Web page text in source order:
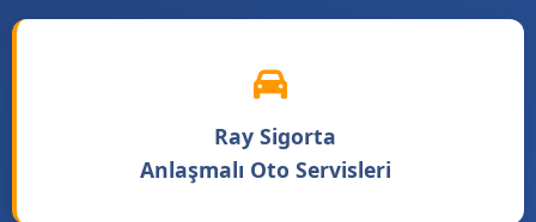
Ray Sigorta
Anlaşmalı Oto Servisleri